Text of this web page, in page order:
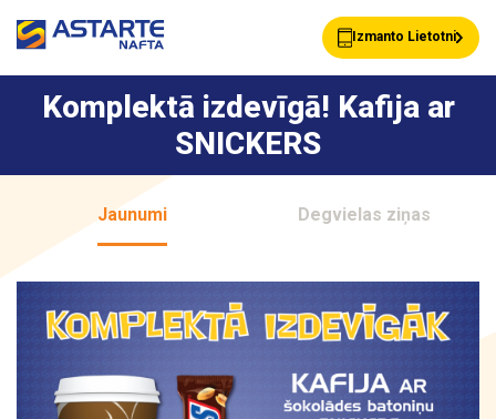
Izmanto Lietotni
Uzpildes stacijas
Pakalpojumi Astarte Bizness
Komplektā izdevīgā! Kafija ar
SNICKERS
Jaunumi Degvielas ziņas